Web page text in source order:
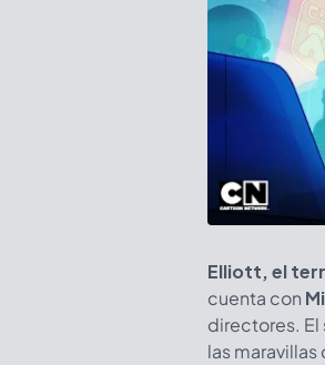
Elliott, el
cuenta con
directores. El
las